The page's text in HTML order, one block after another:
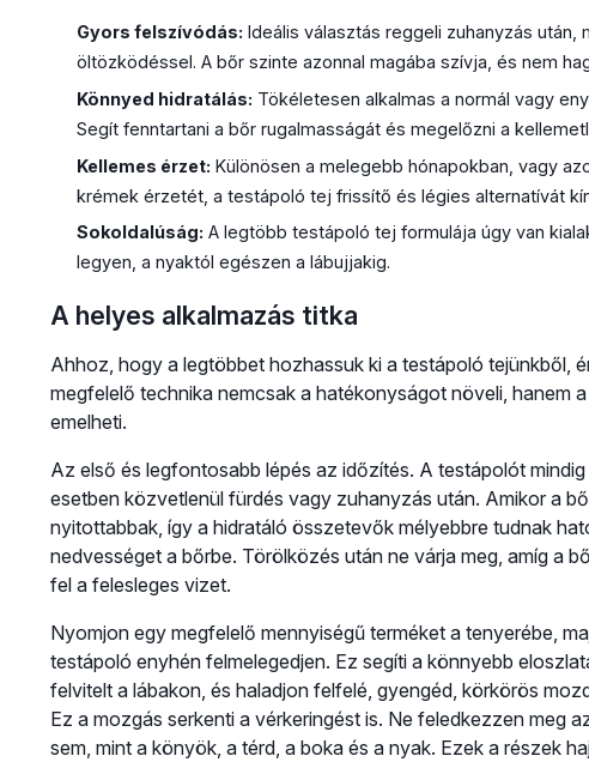
Gyors felszívódás: Ideális választás reggeli zuhanyzás után,
öltözködéssel. A bőr szinte azonnal magába szívja, és nem
Könnyed hidratálás: Tökéletesen alkalmas a normál vagy
Segít fenntartani a bőr rugalmasságát és megelőzni a
Kellemes érzet: Különösen a melegebb hónapokban, vagy
krémek érzetét, a testápoló tej frissítő és légies alternatívát
Sokoldalúság: A legtöbb testápoló tej formulája úgy van
legyen, a nyaktól egészen a lábujjakig.
A helyes alkalmazás titka
Ahhoz, hogy a legtöbbet hozhassuk ki a testápoló tejünkből,
megfelelő technika nemcsak a hatékonyságot növeli, hanem
emelheti.
Az első és legfontosabb lépés az időzítés. A testápolót
esetben közvetlenül fürdés vagy zuhanyzás után. Amikor a
nyitottabbak, így a hidratáló összetevők mélyebbre tudnak
nedvességet a bőrbe. Törölközés után ne várja meg, amíg a
fel a felesleges vizet.
Nyomjon egy megfelelő mennyiségű terméket a tenyerébe,
testápoló enyhén felmelegedjen. Ez segíti a könnyebb
felvitelt a lábakon, és haladjon felfelé, gyengéd, körkörös
Ez a mozgás serkenti a vérkeringést is. Ne feledkezzen meg
sem, mint a könyök, a térd, a boka és a nyak. Ezek a részek